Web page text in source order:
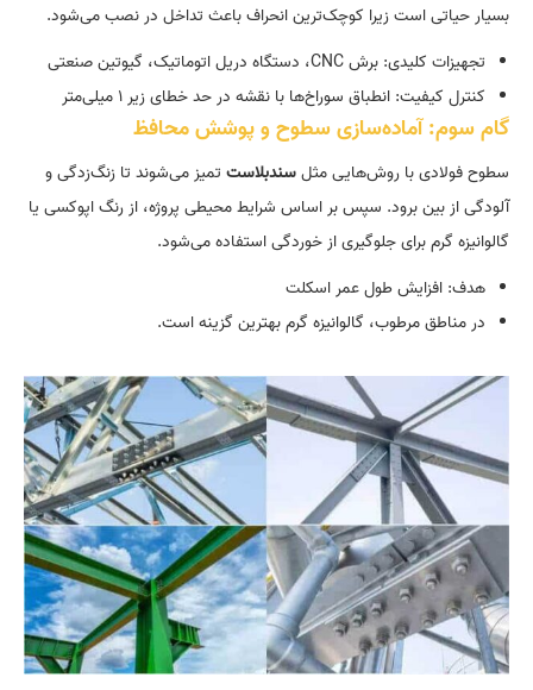
بسیار حیاتی است زیرا کوچک‌ترین انحراف باعث تداخل در نصب می‌شود.
تجهیزات کلیدی: برش CNC، دستگاه دریل اتوماتیک، گیوتین صنعتی
کنترل کیفیت: انطباق سوراخ‌ها با نقشه در حد خطای زیر ۱ میلی‌متر
گام سوم: آماده‌سازی سطوح و پوشش محافظ
سطوح فولادی با روش‌هایی مثلسندبلاست تمیز می‌شوند تا زنگ‌زدگی و
آلودگی از بین برود. سپس بر اساس شرایط محیطی پروژه، از رنگ اپوکسی یا
گالوانیزه گرم برای جلوگیری از خوردگی استفاده می‌شود.
هدف: افزایش طول عمر اسکلت
در مناطق مرطوب، گالوانیزه گرم بهترین گزینه است.